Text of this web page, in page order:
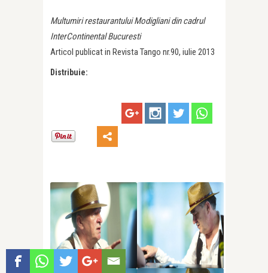
Multumiri restaurantului Modigliani din cadrul
InterContinental Bucuresti
Articol publicat in Revista Tango nr.90, iulie 2013
Distribuie: